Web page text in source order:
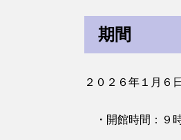
期間
２０２６年１月６
・開館時間：９